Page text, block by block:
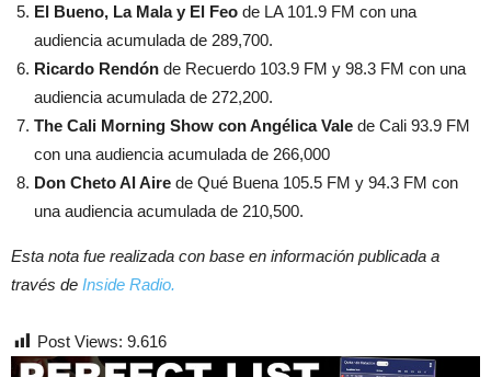
El Bueno, La Mala y El Feo de LA 101.9 FM con una
audiencia acumulada de 289,700.
Ricardo Rendón de Recuerdo 103.9 FM y 98.3 FM con una
audiencia acumulada de 272,200.
The Cali Morning Show con Angélica Vale de Cali 93.9 FM
con una audiencia acumulada de 266,000
Don Cheto Al Aire de Qué Buena 105.5 FM y 94.3 FM con
una audiencia acumulada de 210,500.
Esta nota fue realizada con base en información publicada a
través de Inside Radio.
Post Views: 9.616